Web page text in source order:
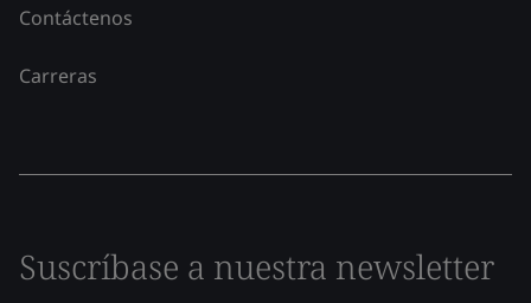
Contáctenos
Carreras
Suscríbase a nuestra newsletter